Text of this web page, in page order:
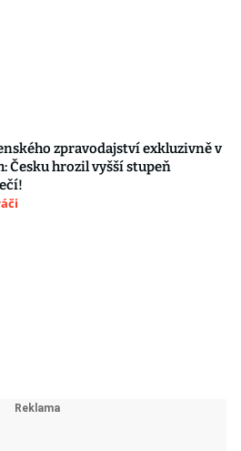
zpravodajství exkluzivně v
Česku hrozil vyšší stupeň